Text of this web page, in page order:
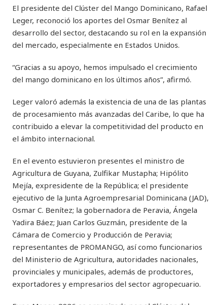
El presidente del Clúster del Mango Dominicano, Rafael
Leger, reconoció los aportes del Osmar Benítez al
desarrollo del sector, destacando su rol en la expansión
del mercado, especialmente en Estados Unidos.
“Gracias a su apoyo, hemos impulsado el crecimiento
del mango dominicano en los últimos años”, afirmó.
Leger valoró además la existencia de una de las plantas
de procesamiento más avanzadas del Caribe, lo que ha
contribuido a elevar la competitividad del producto en
el ámbito internacional.
En el evento estuvieron presentes el ministro de
Agricultura de Guyana, Zulfikar Mustapha; Hipólito
Mejía, expresidente de la República; el presidente
ejecutivo de la Junta Agroempresarial Dominicana (JAD),
Osmar C. Benítez; la gobernadora de Peravia, Ángela
Yadira Báez; Juan Carlos Guzmán, presidente de la
Cámara de Comercio y Producción de Peravia;
representantes de PROMANGO, así como funcionarios
del Ministerio de Agricultura, autoridades nacionales,
provinciales y municipales, además de productores,
exportadores y empresarios del sector agropecuario.